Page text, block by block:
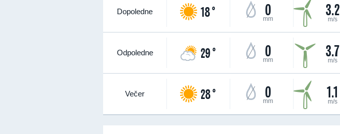
Dopoledne 18 ° 0
mm 3.2
m/s
Odpoledne 29 ° 0
mm 3.7
m/s
Večer 28 ° 0
mm 1.1
m/s